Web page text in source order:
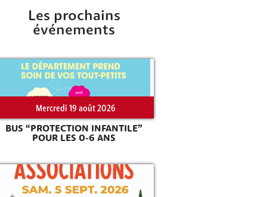
Les prochains
événements
Mercredi 19 août 2026
BUS “PROTECTION INFANTILE”
POUR LES 0-6 ANS